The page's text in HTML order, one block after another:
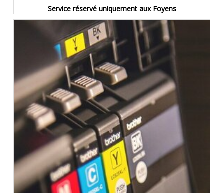
Service réservé uniquement aux Foyens